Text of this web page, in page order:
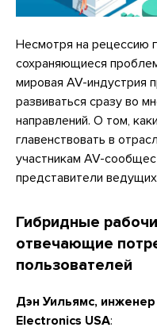
Несмотря на рецессию
сохраняющиеся
мировая AV-индустрия
развиваться сразу во
направлений. О том,
главенствовать в
участникам AV-
представители
Гибридные
отвечающие
пользователей
Дэн Уильямс,
Electronics USA: